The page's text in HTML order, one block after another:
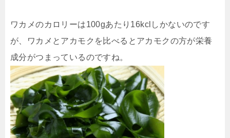
ワカメのカロリーは100gあたり16kclしかないのです
が、ワカメとアカモクを比べるとアカモクの方が栄養
成分がつまっているのですね。